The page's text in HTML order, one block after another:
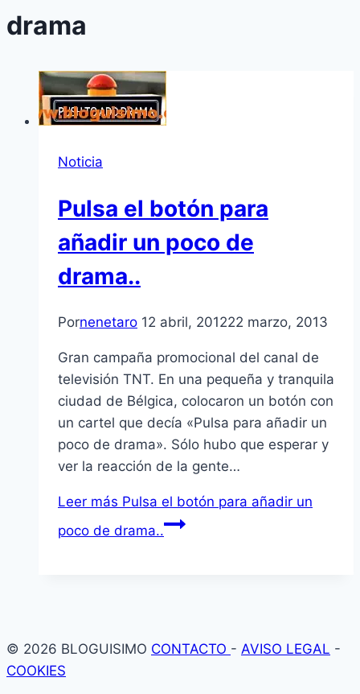
drama
Noticia
Pulsa el botón para
añadir un poco de
drama..
Pornenetaro 12 abril, 201222 marzo, 2013
Gran campaña promocional del canal de
televisión TNT. En una pequeña y tranquila
ciudad de Bélgica, colocaron un botón con
un cartel que decí­a «Pulsa para añadir un
poco de drama». Sólo hubo que esperar y
ver la reacción de la gente…
Leer más Pulsa el botón para añadir un
poco de drama..
© 2026 BLOGUISIMO CONTACTO - AVISO LEGAL -
COOKIES